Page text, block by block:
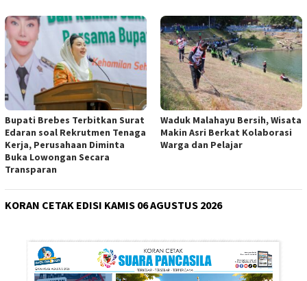
Bupati Brebes Terbitkan Surat
Edaran soal Rekrutmen Tenaga
Kerja, Perusahaan Diminta
Buka Lowongan Secara
Transparan
Waduk Malahayu Bersih, Wisata
Makin Asri Berkat Kolaborasi
Warga dan Pelajar
KORAN CETAK EDISI KAMIS 06 AGUSTUS 2026